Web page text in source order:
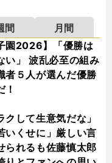
間
月間
園2026】「優勝は
い」 波乱必至の組み
者５人が選んだ優勝
！
クして生意気だな」
いくせに」厳しい言
られるも佐藤慎太郎